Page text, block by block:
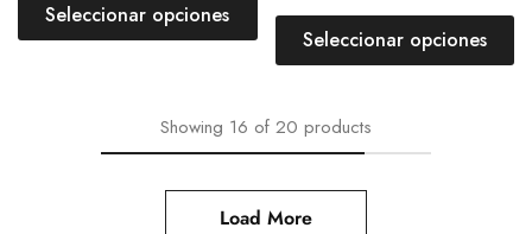
Seleccionar opciones
Seleccionar opciones
Showing 16 of 20 products
Load More